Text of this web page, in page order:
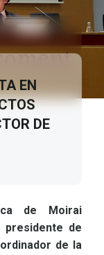
EN
DE
de Moirai
presidente de
de la